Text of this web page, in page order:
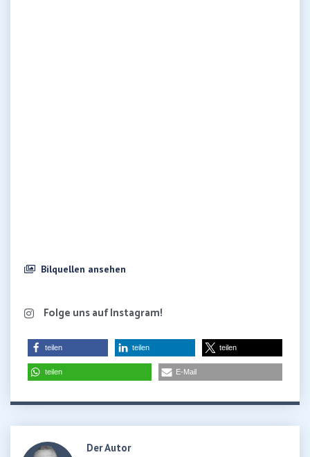
Bilquellen ansehen
Folge uns auf Instagram!
teilen teilen teilen
teilen E-Mail
Der Autor